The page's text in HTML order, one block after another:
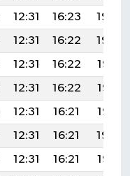
12:31 16:23
19:40
12:31 16:22
19:39
12:31 16:22
19:38
12:31 16:22
19:36
12:31 16:21
19:35
12:31 16:21
19:34
12:31 16:21
19:33